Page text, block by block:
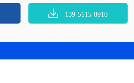
139-5115-8910